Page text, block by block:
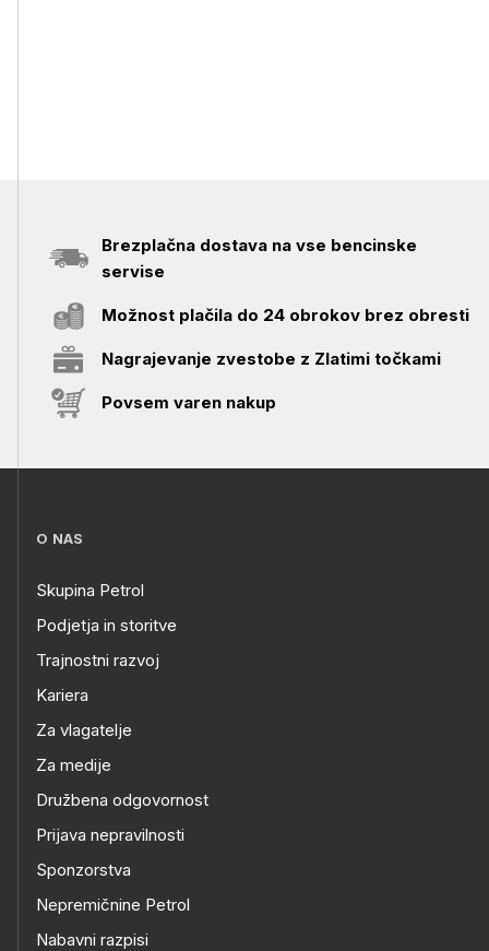
Brezplačna dostava na vse bencinske
servise
Možnost plačila do 24 obrokov brez obresti
Nagrajevanje zvestobe z Zlatimi točkami
Povsem varen nakup
O NAS
Skupina Petrol
Podjetja in storitve
Trajnostni razvoj
Kariera
Za vlagatelje
Za medije
Družbena odgovornost
Prijava nepravilnosti
Sponzorstva
Nepremičnine Petrol
Nabavni razpisi